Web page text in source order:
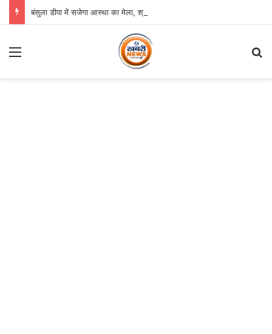
बंसुला डीपा में सजेगा आस्था का मेला, श्री जगन्नाथ झूलन रथयात्रा कल से